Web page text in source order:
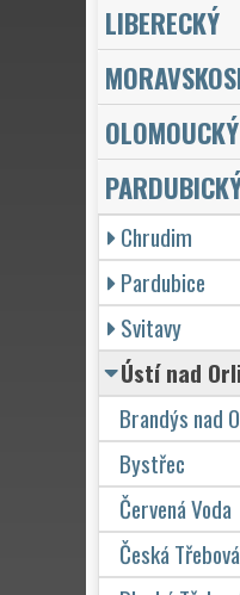
LIBERECKÝ
OLOMOUCKÝ
Chrudim
Pardubice
Svitavy
Ústí nad
Brandýs nad
Bystřec
Červená Voda
Česká Třebová